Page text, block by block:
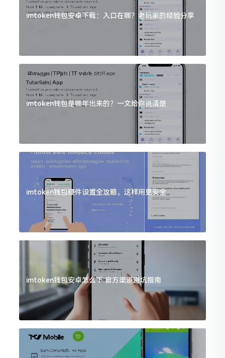
imtoken钱包安卓下载：入口在哪？老玩家的经验分享
imtoken钱包是哪年出来的？一文给你说清楚
imtoken钱包硬件设置全攻略，这样用更安全
imtoken钱包安卓怎么下 官方渠道避坑指南